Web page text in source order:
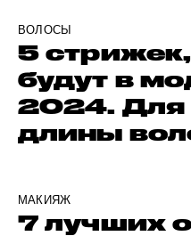
ВОЛОСЫ
5
будут в
2024. Для
длины
МАКИЯЖ
7 лучших